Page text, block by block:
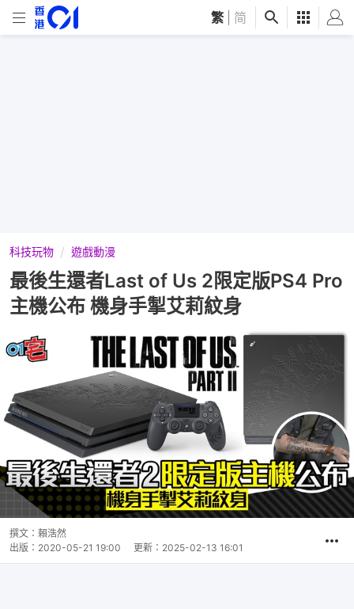
繁 简
科技玩物 遊戲動漫
最後生還者Last of Us 2限定版PS4 Pro
主機公布 機身手掣艾莉紋身
撰文： 賴浩然
出版： 2020-05-21 19:00 更新： 2025-02-13 16:01